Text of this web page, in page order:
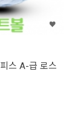
스 A-급 로스